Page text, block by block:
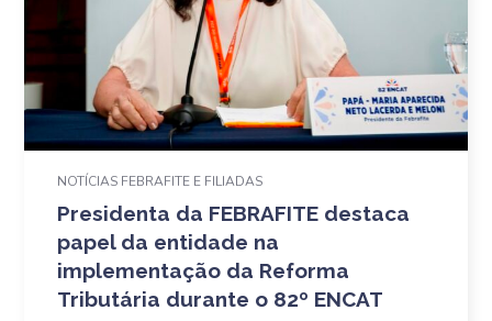
NOTÍCIAS FEBRAFITE E FILIADAS
Presidenta da FEBRAFITE destaca
papel da entidade na
implementação da Reforma
Tributária durante o 82º ENCAT